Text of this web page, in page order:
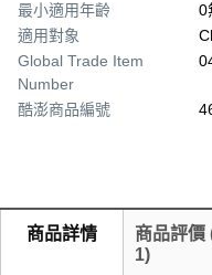
最小適用年齡
0
適用對象
Global Trade Item
Number
酷澎商品編號
商品詳情 商品評價
1)